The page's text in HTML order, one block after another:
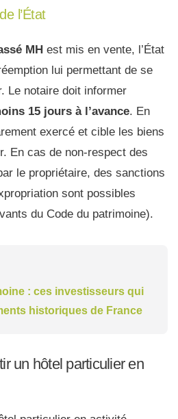
l’État
MH est mis en vente, l’État
lui permettant de se
Le notaire doit informer
15 jours à l’avance. En
exercé et cible les biens
En cas de non-respect des
le propriétaire, des sanctions
sont possibles
du Code du patrimoine).
: ces investisseurs qui
historiques de France
un hôtel particulier en